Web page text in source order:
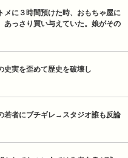
メに３時間預けた時、おもちゃ屋に
あっさり買い与えていた。娘がその
史実を歪めて歴史を破壊し
若者にブチギレ→スタジオ誰も反論